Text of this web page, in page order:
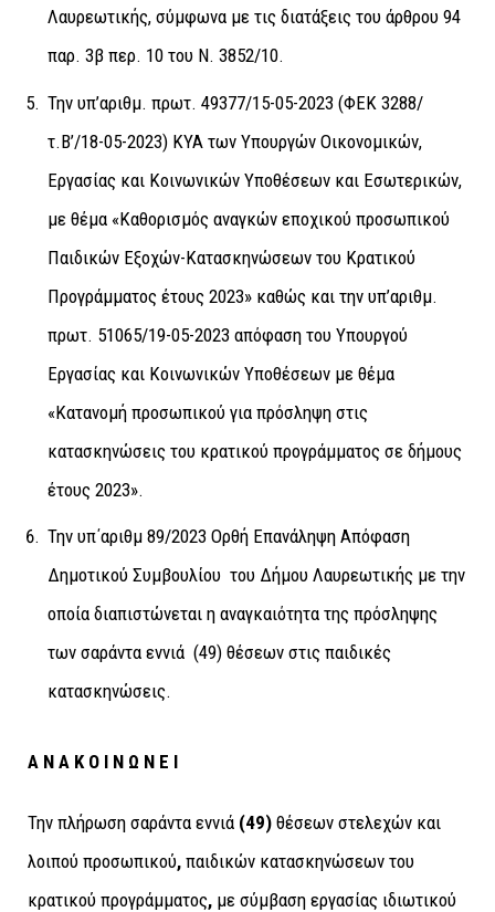
Λαυρεωτικής, σύμφωνα με τις διατάξεις του άρθρου 94
παρ. 3β περ. 10 του Ν. 3852/10.
Την υπ’αριθμ. πρωτ. 49377/15-05-2023 (ΦΕΚ 3288/
τ.Β’/18-05-2023) ΚΥΑ των Υπουργών Οικονομικών,
Εργασίας και Κοινωνικών Υποθέσεων και Εσωτερικών,
με θέμα «Καθορισμός αναγκών εποχικού προσωπικού
Παιδικών Εξοχών-Κατασκηνώσεων του Κρατικού
Προγράμματος έτους 2023» καθώς και την υπ’αριθμ.
πρωτ. 51065/19-05-2023 απόφαση του Υπουργού
Εργασίας και Κοινωνικών Υποθέσεων με θέμα
«Κατανομή προσωπικού για πρόσληψη στις
κατασκηνώσεις του κρατικού προγράμματος σε δήμους
έτους 2023».
Την υπ΄αριθμ 89/2023 Ορθή Επανάληψη Απόφαση
Δημοτικού Συμβουλίου του Δήμου Λαυρεωτικής με την
οποία διαπιστώνεται η αναγκαιότητα της πρόσληψης
των σαράντα εννιά (49) θέσεων στις παιδικές
κατασκηνώσεις.
Α Ν Α Κ Ο Ι Ν Ω Ν Ε Ι
Την πλήρωση σαράντα εννιά (49) θέσεων στελεχών και
λοιπού προσωπικού, παιδικών κατασκηνώσεων του
κρατικού προγράµµατος, µε σύμβαση εργασίας ιδιωτικού